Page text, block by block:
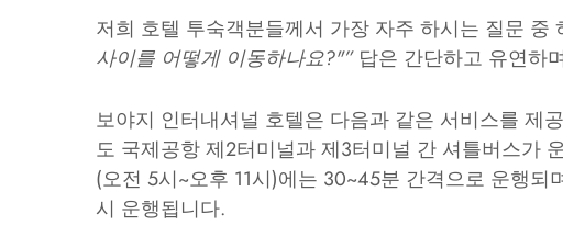
저희 호텔 투숙객분들께서 가장 자주 하시는 질문 중
사이를 어떻게 이동하나요?"”답은 간단하고 유연하
보야지 인터내셔널 호텔은 다음과 같은 서비스를 제
도 국제공항 제2터미널과 제3터미널 간 셔틀버스가
(오전 5시~오후 11시)에는 30~45분 간격으로 운행
시 운행됩니다.